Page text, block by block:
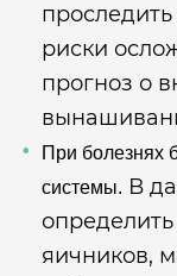
риски
прогноз о
При болезнях
системы. В
яичников,